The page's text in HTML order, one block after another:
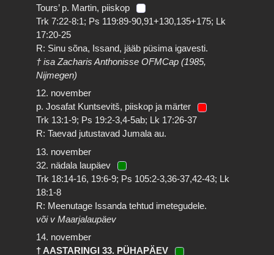
Tours’ p. Martin, piiskop
Trk 7:22-8:1; Ps 119:89-90,91+130,135+175; Lk
17:20-25
R: Sinu sõna, Issand, jääb püsima igavesti.
† isa Zacharis Anthonisse OFMCap (1985,
Nijmegen)
12. november
p. Josafat Kuntsevitš, piiskop ja märter
Trk 13:1-9; Ps 19:2-3,4-5ab; Lk 17:26-37
R: Taevad jutustavad Jumala au.
13. november
32. nädala laupäev
Trk 18:14-16, 19:6-9; Ps 105:2-3,36-37,42-43; Lk
18:1-8
R: Meenutage Issanda tehtud imetegudele.
või v Maarjalaupäev
14. november
† AASTARINGI 33. PÜHAPÄEV